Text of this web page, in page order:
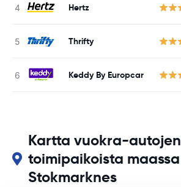
Hertz
Thrifty
Keddy By Europcar
Kartta vuokra-autojen
toimipaikoista maassa
Stokmarknes